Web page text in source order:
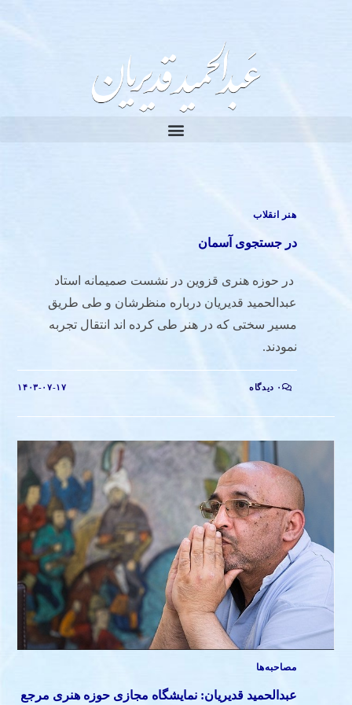
هنر انقلاب
در جستجوی آسمان
در حوزه هنری قزوین در نشست صمیمانه استاد
عبدالحمید قدیریان درباره منظرشان و طی طریق
مسیر سختی که در هنر طی کرده اند انتقال تجربه
نمودند.
۰ دیدگاه ۱۴۰۳-۰۷-۱۷
مصاحبه‌ها
عبدالحمید قدیریان: نمایشگاه مجازی حوزه هنری مرجع